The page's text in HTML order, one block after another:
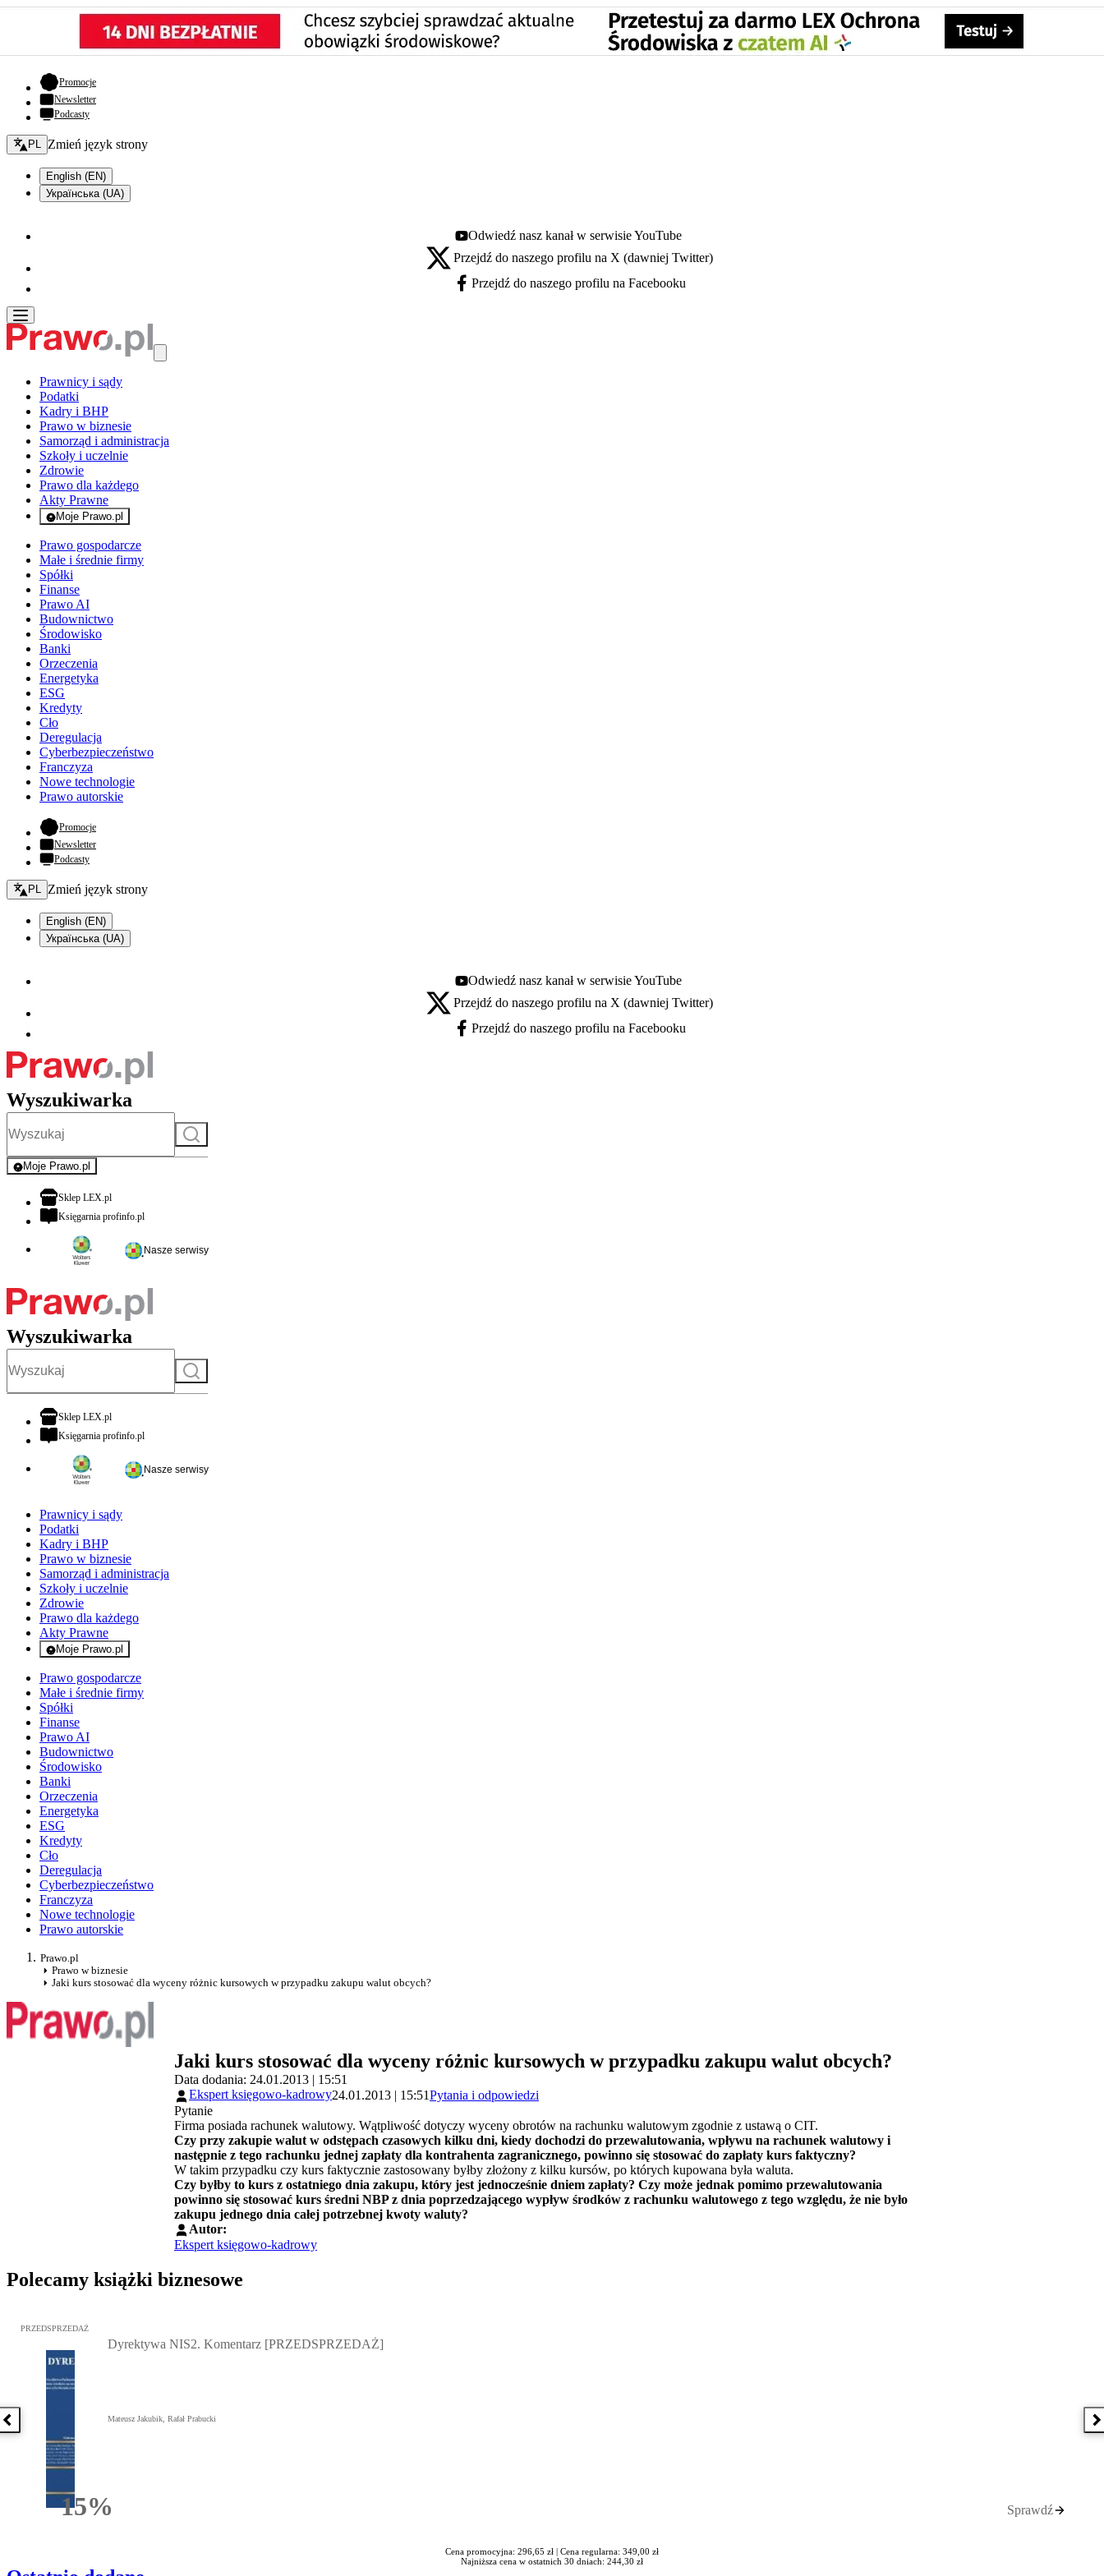
Promocje- otwiera się w nowej karcie
Newsletter
Podcasty
Zmień język - bieżący:
PL Zmień język strony
English (EN)
Українська (UA)
Youtube - otwiera się w nowej karcie
Odwiedź nasz kanał w serwisie YouTube
X - otwiera się w nowej karcie
Przejdź do naszego profilu na X (dawniej Twitter)
Facebook - otwiera się w nowej karcie
Przejdź do naszego profilu na Facebooku
Prawnicy i sądy
Podatki
Kadry i BHP
Prawo w biznesie
Samorząd i administracja
Szkoły i uczelnie
Zdrowie
Prawo dla każdego
Akty Prawne
Moje Prawo.pl
- rejestracja i logowanie do serwisu
Prawo gospodarcze
Małe i średnie firmy
Spółki
Finanse
Prawo AI
Budownictwo
Środowisko
Banki
Orzeczenia
Energetyka
ESG
Kredyty
Cło
Deregulacja
Cyberbezpieczeństwo
Franczyza
Nowe technologie
Prawo autorskie
Promocje- otwiera się w nowej karcie
Newsletter
Podcasty
Zmień język - bieżący:
PL Zmień język strony
English (EN)
Українська (UA)
Youtube - otwiera się w nowej karcie
Odwiedź nasz kanał w serwisie YouTube
X - otwiera się w nowej karcie
Przejdź do naszego profilu na X (dawniej Twitter)
Facebook - otwiera się w nowej karcie
Przejdź do naszego profilu na Facebooku
Wyszukiwarka
Szukaj
Moje Prawo.pl
- rejestracja i logowanie do serwisu
Sklep LEX.plotwiera się w nowej karcie
Księgarnia profinfo.plotwiera się w nowej karcie
Nasze serwisy
Wyszukiwarka
Szukaj
Sklep LEX.plotwiera się w nowej karcie
Księgarnia profinfo.plotwiera się w nowej karcie
Nasze serwisy
Prawnicy i sądy
Podatki
Kadry i BHP
Prawo w biznesie
Samorząd i administracja
Szkoły i uczelnie
Zdrowie
Prawo dla każdego
Akty Prawne
Moje Prawo.pl
- rejestracja i logowanie do serwisu
Prawo gospodarcze
Małe i średnie firmy
Spółki
Finanse
Prawo AI
Budownictwo
Środowisko
Banki
Orzeczenia
Energetyka
ESG
Kredyty
Cło
Deregulacja
Cyberbezpieczeństwo
Franczyza
Nowe technologie
Prawo autorskie
Prawo.pl
Prawo w biznesie
Jaki kurs stosować dla wyceny różnic kursowych w przypadku zakupu walut obcych?
Jaki kurs stosować dla wyceny różnic kursowych w przypadku zakupu walut obcych?
Data dodania: 24.01.2013 | 15:51
Ekspert księgowo-kadrowy24.01.2013 | 15:51Pytania i odpowiedzi
Pytanie
Firma posiada rachunek walutowy. Wątpliwość dotyczy wyceny obrotów na rachunku walutowym zgodnie z ustawą o CIT.
Czy przy zakupie walut w odstępach czasowych kilku dni, kiedy dochodzi do przewalutowania, wpływu na rachunek walutowy i
następnie z tego rachunku jednej zapłaty dla kontrahenta zagranicznego, powinno się stosować do zapłaty kurs faktyczny?
W takim przypadku czy kurs faktycznie zastosowany byłby złożony z kilku kursów, po których kupowana była waluta.
Czy byłby to kurs z ostatniego dnia zakupu, który jest jednocześnie dniem zapłaty? Czy może jednak pomimo przewalutowania
powinno się stosować kurs średni NBP z dnia poprzedzającego wypływ środków z rachunku walutowego z tego względu, że nie było
zakupu jednego dnia całej potrzebnej kwoty waluty?
Autor:
Ekspert księgowo-kadrowy
Polecamy książki biznesowe
Poprzednia książka
Przejdź do: Dyrektywa NIS2. Komentarz [PRZEDSPRZEDAŻ], Mateusz Jakubik, Rafał Prabucki - otwiera się w nowym oknie
PRZEDSPRZEDAŻ
15%Rabatu
Dyrektywa NIS2. Komentarz [PRZEDSPRZEDAŻ]
Mateusz Jakubik, Rafał Prabucki
Sprawdź
Cena promocyjna: 296,65 zł | Cena regularna: 349,00 zł
Najniższa cena w ostatnich 30 dniach: 244,30 zł